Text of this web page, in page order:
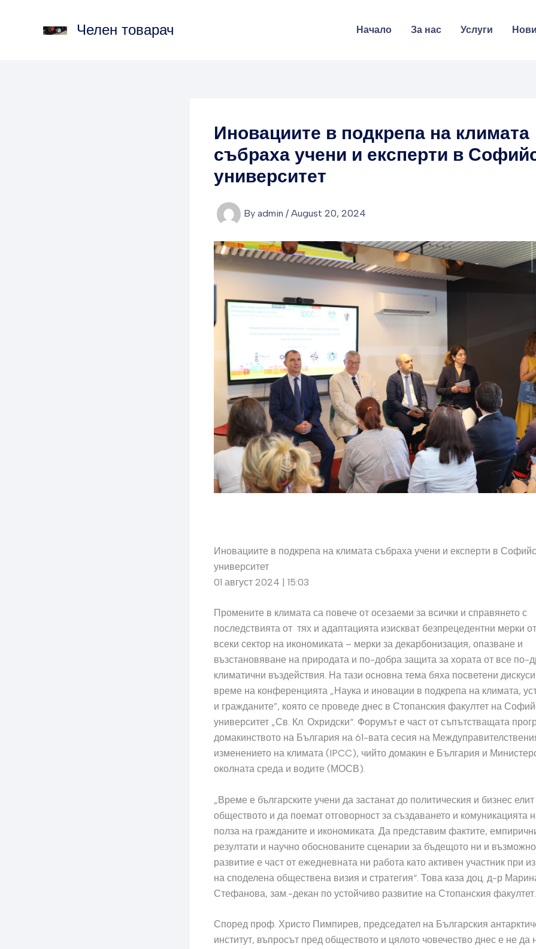
Челен товарач Начало За нас Услуги
Иновациите в подкрепа на климата
събраха учени и експерти в
университет
By admin / August 20, 2024
Иновациите в подкрепа на климата събраха учени и експерти в
университет
01 август 2024 | 15:03
Промените в климата са повече от осезаеми за всички и справянето с
последствията от тях и адаптацията изискват безпрецедентни мерки
всеки сектор на икономиката – мерки за декарбонизация, опазване и
възстановяване на природата и по-добра защита за хората от все по-
климатични въздействия. На тази основна тема бяха посветени
време на конференцията „Наука и иновации в подкрепа на климата,
и гражданите”, която се проведе днес в Стопанския факултет на
университет „Св. Кл. Охридски“. Форумът е част от съпътстващата
домакинството на България на 61-вата сесия на
изменението на климата (IPCC), чийто домакин е България и
околната среда и водите (МОСВ).
„Време е българските учени да застанат до политическия и бизнес
обществото и да поемат отговорност за създаването и комуникацията
полза на гражданите и икономиката. Да представим фактите,
резултати и научно обоснованите сценарии за бъдещото ни и
развитие е част от ежедневната ни работа като активен участник при
на споделена обществена визия и стратегия“. Това каза доц. д-р
Стефанова, зам.-декан по устойчиво развитие на Стопанския факултет.
Според проф. Христо Пимпирев, председател на Българския
институт, въпросът пред обществото и цялото човечество днес е не да